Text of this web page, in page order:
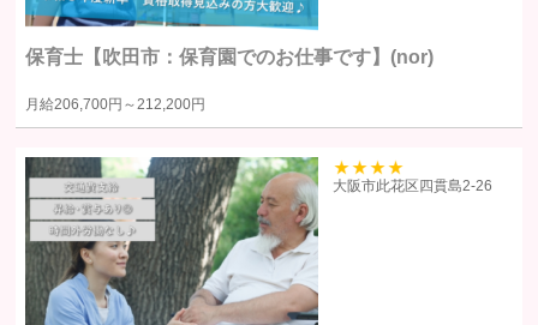
はありません。
本サービスの利用に伴う連絡・各種お知らせ等の配信・送付
ユーザーの承諾・申込みに基づく、本サービス利用企業等への個人
情報の提供
属性情報･端末情報・位置情報・行動履歴等に基づく広告・コンテン
ツ等の配信・表示、本サービスの提供
本サービスの改善・新規サービスの開発・マーケティング活動
保育士【吹田市：保育園でのお仕事です】(nor)
月給206,700円～212,200円
39
大阪市此花区四貫島2‐26